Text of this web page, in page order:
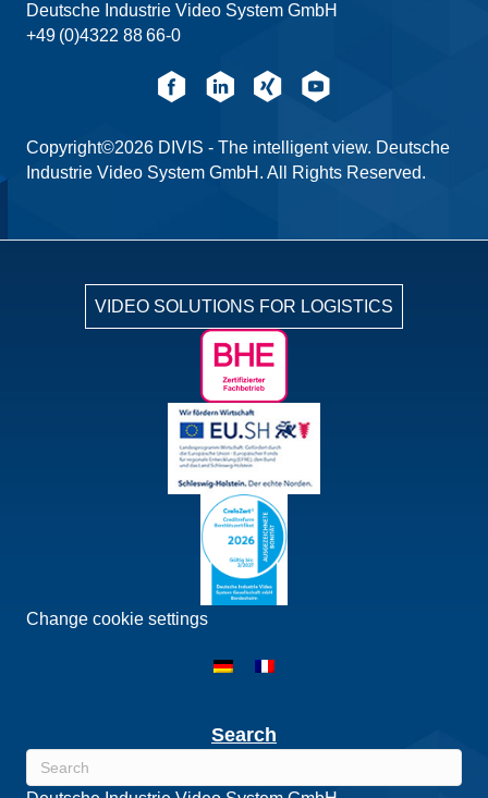
Deutsche Industrie Video System GmbH
+49 (0)4322 88 66-0
Copyright©2026 DIVIS - The intelligent view. Deutsche
Industrie Video System GmbH. All Rights Reserved.
VIDEO SOLUTIONS FOR LOGISTICS
Change cookie settings
Search